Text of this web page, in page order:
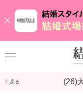
戻る (26)